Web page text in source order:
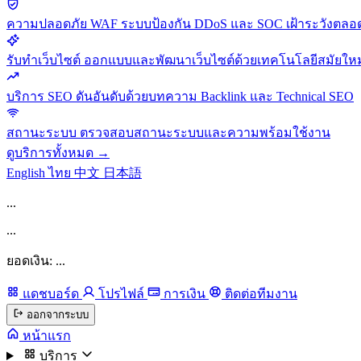
ความปลอดภัย WAF ระบบป้องกัน DDoS และ SOC เฝ้าระวังตลอ
รับทำเว็บไซต์ ออกแบบและพัฒนาเว็บไซต์ด้วยเทคโนโลยีสมัยให
บริการ SEO ดันอันดับด้วยบทความ Backlink และ Technical SEO
สถานะระบบ ตรวจสอบสถานะระบบและความพร้อมใช้งาน
ดูบริการทั้งหมด →
Englishไทย 中文 日本語
...
...
ยอดเงิน: ...
แดชบอร์ด โปรไฟล์ การเงิน ติดต่อทีมงาน
ออกจากระบบ
หน้าแรก
บริการ